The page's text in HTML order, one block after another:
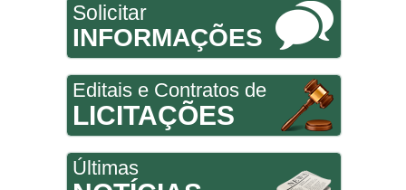
Solicitar
INFORMAÇÕES
Editais e Contratos de
LICITAÇÕES
Últimas